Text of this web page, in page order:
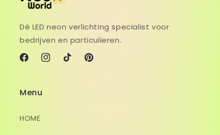
Dé LED neon verlichting specialist voor
bedrijven en particulieren.
FacebookInstagramTikTokPinterest
Menu
HOME